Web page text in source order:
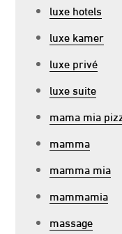
luxe hotels
luxe kamer
luxe privé
luxe suite
mama mia
mamma
mamma mia
mammamia
massage